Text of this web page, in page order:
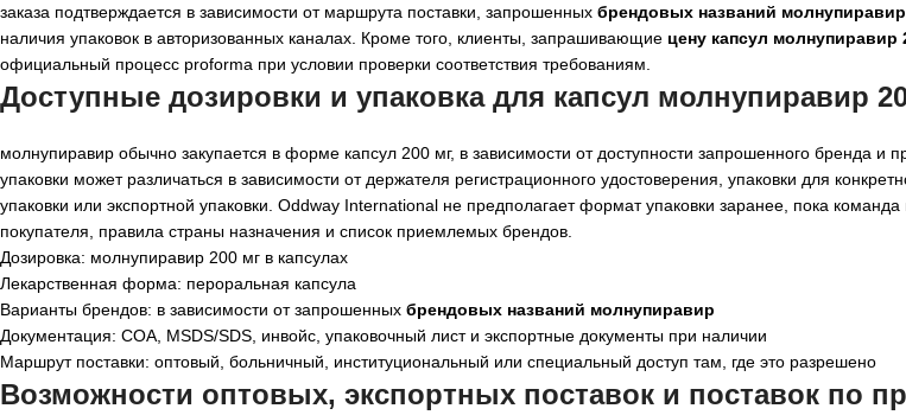
заказа подтверждается в зависимости от маршрута поставки, запрошенных брендовых названий молнупиравир
наличия упаковок в авторизованных каналах. Кроме того, клиенты, запрашивающие цену капсул молнупиравир
официальный процесс proforma при условии проверки соответствия требованиям.
Доступные дозировки и упаковка для капсул молнупиравир
молнупиравир обычно закупается в форме капсул 200 мг, в зависимости от доступности запрошенного бренда и
упаковки может различаться в зависимости от держателя регистрационного удостоверения, упаковки для
упаковки или экспортной упаковки. Oddway International не предполагает формат упаковки заранее, пока
покупателя, правила страны назначения и список приемлемых брендов.
Дозировка: молнупиравир 200 мг в капсулах
Лекарственная форма: пероральная капсула
Варианты брендов: в зависимости от запрошенных брендовых названий молнупиравир
Документация: COA, MSDS/SDS, инвойс, упаковочный лист и экспортные документы при наличии
Маршрут поставки: оптовый, больничный, институциональный или специальный доступ там, где это разрешено
Возможности оптовых, экспортных поставок и поставок по